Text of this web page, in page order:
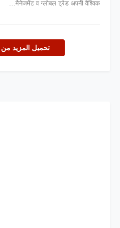
मैनेजमेंट व ग्लोबल ट्रेड अपनी वैश्विक…
تحميل المزيد